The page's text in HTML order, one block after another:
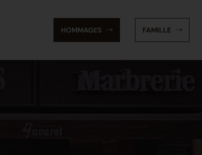
HOMMAGES FAMILLE